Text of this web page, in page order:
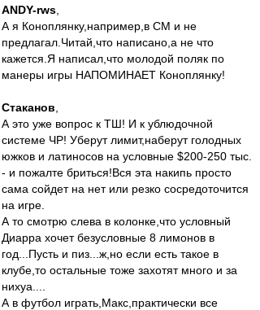
ANDY-rws
А я Коноплянку,например,в СМ и не
предлагал.Читай,что написано,а не что
кажется.Я написал,что молодой поляк по
манеры игры НАПОМИНАЕТ Коноплянку!
Cтаканов
А это уже вопрос к ТШ! И к ублюдочной
системе ЧР! Уберут лимит,наберут голодных
южков и латиносов на условные $200-250 тыс.
- и пожалте бриться!Вся эта накипь просто
сама сойдет на нет или резко сосредоточится
на игре.
А то смотрю слева в колонке,что условный
Диарра хочет безусловные 8 лимонов в
год...Пусть и пиз...ж,но если есть такое в
клубе,то остальные тоже захотят много и за
нихуа....
А в футбол играть,Макс,практически все